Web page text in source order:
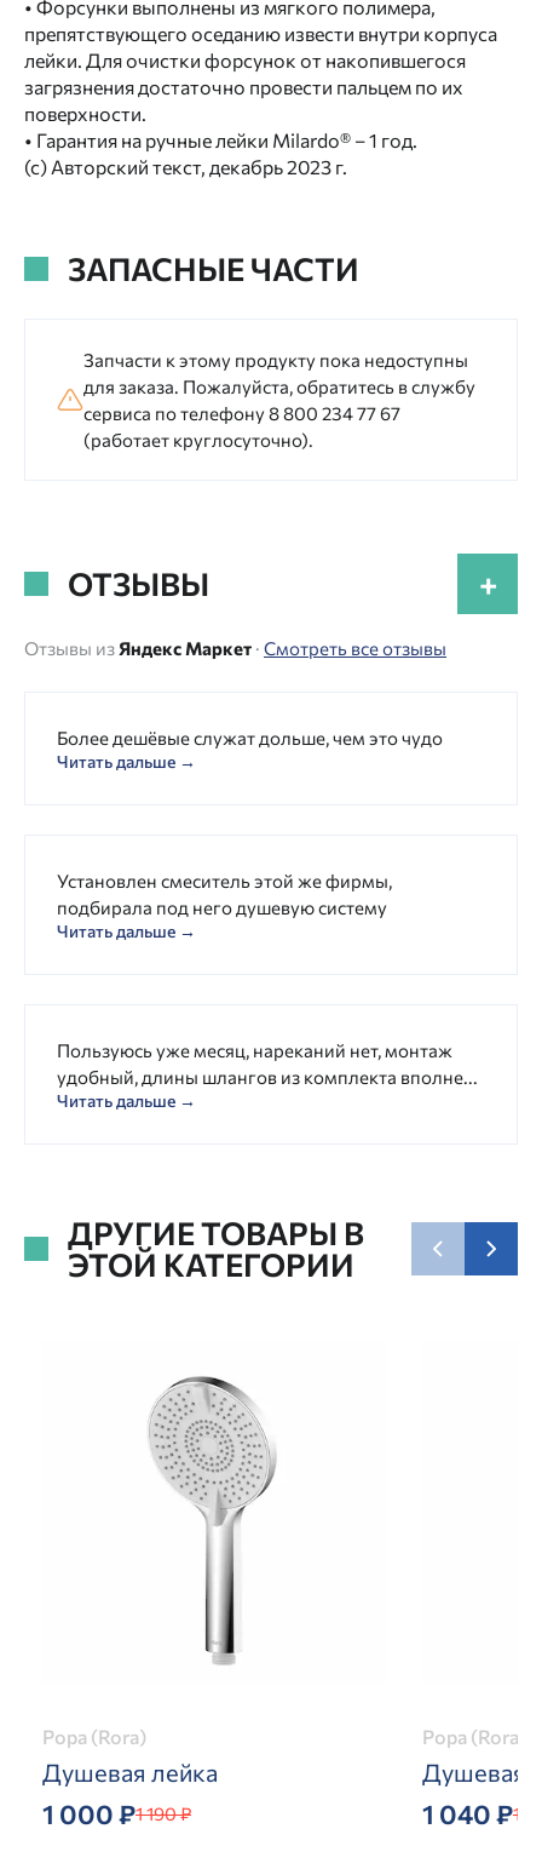
• Форсунки выполнены из мягкого полимера,
препятствующего оседанию извести внутри корпуса
лейки. Для очистки форсунок от накопившегося
загрязнения достаточно провести пальцем по их
поверхности.
• Гарантия на ручные лейки Milardo® – 1 год.
(с) Авторский текст, декабрь 2023 г.
ЗАПАСНЫЕ ЧАСТИ
Запчасти к этому продукту пока недоступны
для заказа. Пожалуйста, обратитесь в службу
сервиса по телефону 8 800 234 77 67
(работает круглосуточно).
ОТЗЫВЫ +
Отзывы из Яндекс Маркет · Смотреть все отзывы
Более дешёвые служат дольше, чем это чудо
Читать дальше →
Установлен смеситель этой же фирмы,
подбирала под него душевую систему
Читать дальше →
Пользуюсь уже месяц, нареканий нет, монтаж
удобный, длины шлангов из комплекта вполне...
Читать дальше →
ДРУГИЕ ТОВАРЫ В
ЭТОЙ КАТЕГОРИИ
Рора (Rora)
Душевая лейка
1 000 ₽1 190 ₽
Рора (Rora)
Душевая
1 040 ₽1